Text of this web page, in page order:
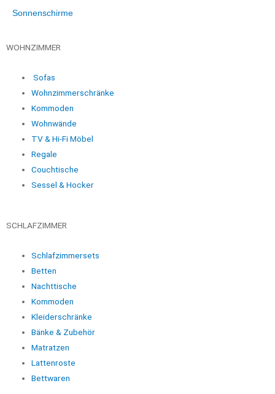
Sonnenschirme
WOHNZIMMER
Sofas
Wohnzimmerschränke
Kommoden
Wohnwände
TV & Hi-Fi Möbel
Regale
Couchtische
Sessel & Hocker
SCHLAFZIMMER
Schlafzimmersets
Betten
Nachttische
Kommoden
Kleiderschränke
Bänke & Zubehör
Matratzen
Lattenroste
Bettwaren